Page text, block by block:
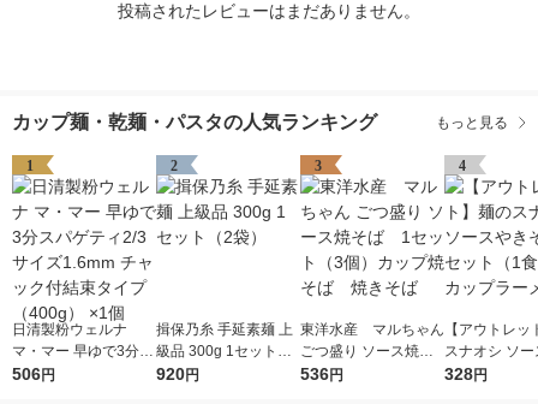
投稿されたレビューはまだありません。
カップ麺・乾麺・パスタの人気ランキング もっと見る
1
日清製粉ウェルナ
マ・マー 早ゆで3分ス
パゲティ2/3サイズ1.6
506円
2
揖保乃糸 手延素麺 上
級品 300g 1セット（2
袋）
920円
3
東洋水産 マルちゃん
ごつ盛り ソース焼そ
ば 1セット（3個）
536円
4
【アウトレッ
スナオシ ソ
そば 1セット
328円